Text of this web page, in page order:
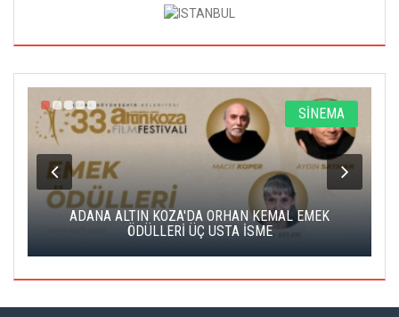
SİNEMA
ADANA ALTIN KOZA'DA ORHAN KEMAL EMEK
ÖDÜLLERİ ÜÇ USTA İSME